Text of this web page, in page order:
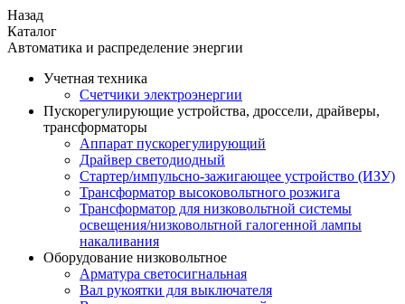
Назад
Каталог
Автоматика и распределение энергии
Учетная техника
Счетчики электроэнергии
Пускорегулирующие устройства, дроссели, драйверы,
трансформаторы
Аппарат пускорегулирующий
Драйвер светодиодный
Стартер/импульсно-зажигающее устройство (ИЗУ)
Трансформатор высоковольтного розжига
Трансформатор для низковольтной системы
освещения/низковольтной галогенной лампы
накаливания
Оборудование низковольтное
Арматура светосигнальная
Вал рукоятки для выключателя